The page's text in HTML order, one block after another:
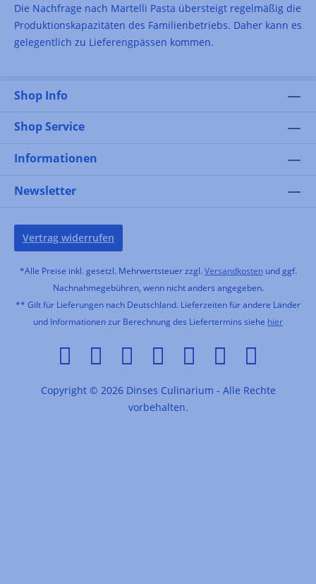
Die Nachfrage nach Martelli Pasta übersteigt regelmäßig die
Produktionskapazitäten des Familienbetriebs. Daher kann es
gelegentlich zu Lieferengpässen kommen.
Shop Info
Shop Service
Informationen
Newsletter
Vertrag widerrufen
*Alle Preise inkl. gesetzl. Mehrwertsteuer zzgl. Versandkostenund ggf.
Nachnahmegebühren, wenn nicht anders angegeben.
** Gilt für Lieferungen nach Deutschland. Lieferzeiten für andere Länder
und Informationen zur Berechnung des Liefertermins siehe hier
Copyright © 2026 Dinses Culinarium - Alle Rechte
vorbehalten.